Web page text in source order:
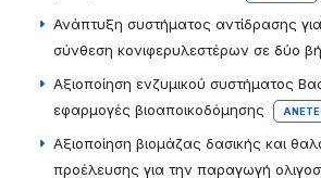
Ανάπτυξη συστήματος αντίδρασης
σύνθεση κονιφερυλεστέρων σε δύο
Αξιοποίηση ενζυμικού συστήματος
εφαρμογές βιοαποικοδόμησης
Αξιοποίηση βιομάζας δασικής και
προέλευσης για την παραγωγή